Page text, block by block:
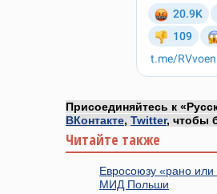
Присоединяйтесь к
ВКонтакте, Twitter, чтобы
Читайте также
Евросоюзу «рано или
МИД Польши